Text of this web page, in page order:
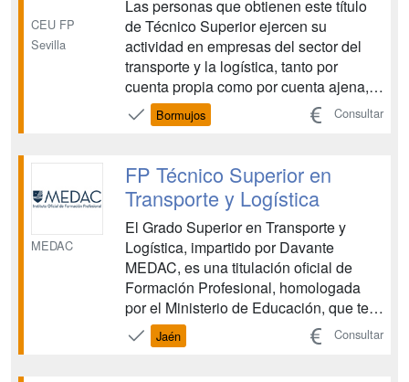
CEU FP
Sevilla
Las personas que obtienen este título
de Técnico Superior ejercen su
actividad en empresas del sector del
transporte y la logística, tanto por
cuenta propia como por cuenta ajena,
realizando funciones de planificación,
organización, gestión y
transporte y/o de logística. PRÁCTICAS
El período de formación en cent...
Bormujos Consultar
MEDAC
FP Técnico Superior en
Transporte y Logística
El Grado Superior en Transporte y
Logística, impartido por Davante
MEDAC, es una titulación oficial de
Formación Profesional, homologada
por el Ministerio de Educación, que te
prepara para acceder a un sector en
plena expansión. Esta formación te
Jaén Consultar